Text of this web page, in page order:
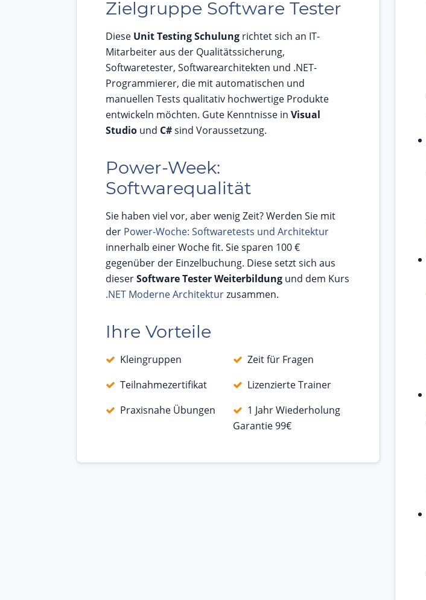
Zielgruppe Software Tester
Diese Unit Testing Schulung richtet sich an IT-
Mitarbeiter aus der Qualitätssicherung,
Softwaretester, Softwarearchitekten und .NET-
Programmierer, die mit automatischen und
manuellen Tests qualitativ hochwertige Produkte
entwickeln möchten. Gute Kenntnisse in Visual
Studio und C#sind Voraussetzung.
Power-Week:
Softwarequalität
Sie haben viel vor, aber wenig Zeit? Werden Sie mit
der Power-Woche: Softwaretests und Architektur
innerhalb einer Woche fit. Sie sparen 100 €
gegenüber der Einzelbuchung. Diese setzt sich aus
dieserSoftware Tester Weiterbildung und dem Kurs
.NET Moderne Architekturzusammen.
Ihre Vorteile
Kleingruppen
Zeit für Fragen
Teilnahmezertifikat
Lizenzierte Trainer
Praxisnahe Übungen
1 Jahr Wiederholung
Garantie 99€